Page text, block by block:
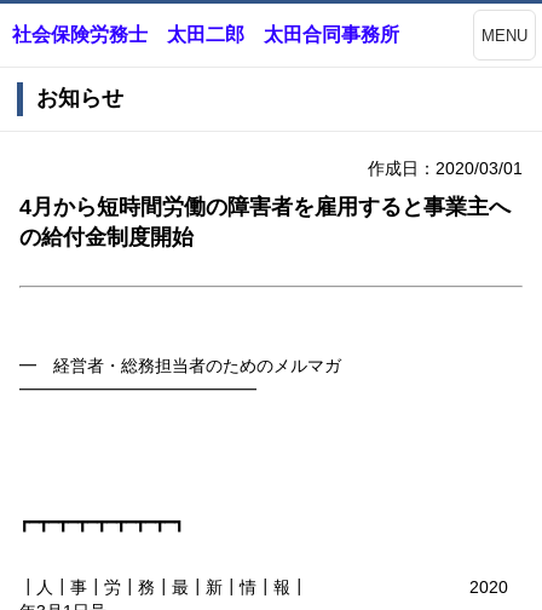
社会保険労務士 太田二郎 太田合同事務所 MENU
お知らせ
作成日：2020/03/01
4月から短時間労働の障害者を雇用すると事業主へ
の給付金制度開始
━ 経営者・総務担当者のためのメルマガ
━━━━━━━━━━━━━━
┏━┳━┳━┳━┳━┳━┳━┳━┓
┃人┃事┃労┃務┃最┃新┃情┃報┃
2020